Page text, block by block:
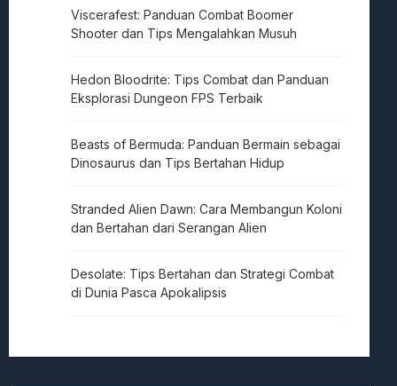
Viscerafest: Panduan Combat Boomer
Shooter dan Tips Mengalahkan Musuh
Hedon Bloodrite: Tips Combat dan Panduan
Eksplorasi Dungeon FPS Terbaik
Beasts of Bermuda: Panduan Bermain sebagai
Dinosaurus dan Tips Bertahan Hidup
Stranded Alien Dawn: Cara Membangun Koloni
dan Bertahan dari Serangan Alien
Desolate: Tips Bertahan dan Strategi Combat
di Dunia Pasca Apokalipsis